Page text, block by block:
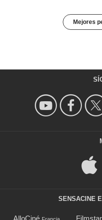
Mejores
SENSACINE
AlloCiné